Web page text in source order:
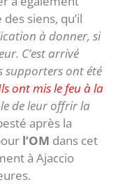
siens, qu’il
à donner, si
C’est arrivé
supporters ont été
ont mis le feu à la
de leur offrir la
après la
l’OM dans cet
à Ajaccio